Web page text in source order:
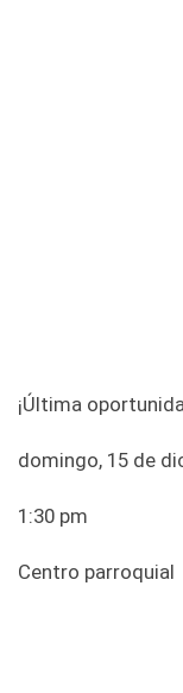
¡Última
domingo, 15 de
1:30 pm
Centro parroquial